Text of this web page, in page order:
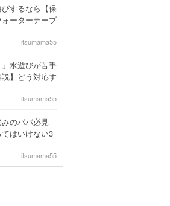
するなら【保
ーターテーブ
itsumama55
」水遊びが苦手
】どう対応す
itsumama55
みのパパ必見
てはいけない3
itsumama55